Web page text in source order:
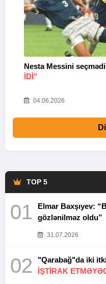
Nesta Messini
IDI”
04.06.2026
TOP 5
01
Elmar Baxşıyev:
gözlənilməz oldu”
31.07.2026
02 "Qarabağ"da iki
İŞTİRAK